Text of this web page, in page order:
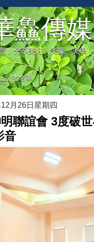
鱻傳媒
，分享美好、美麗、美學
記者名單
月26日星期四
聯誼會 3度破
音